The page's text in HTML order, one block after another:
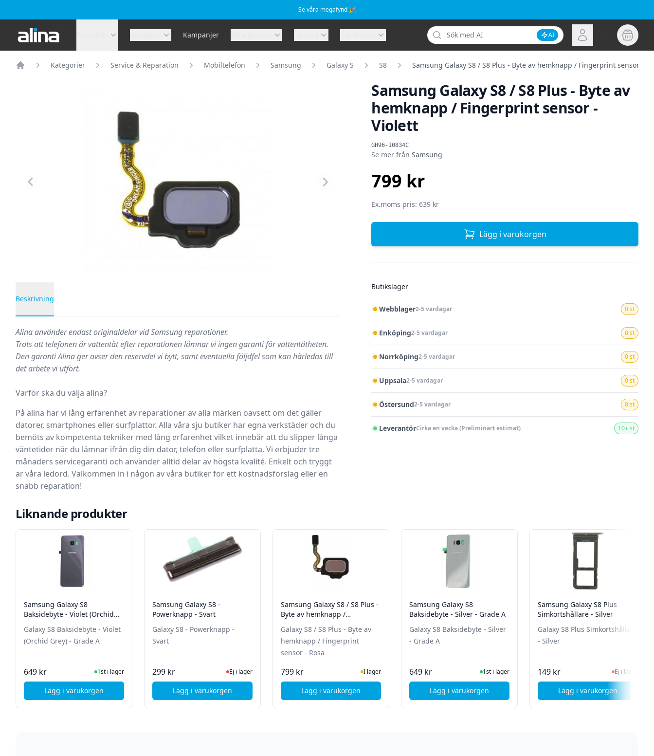
Se våra megafynd 🎉
Alina.se Kampanjer
Sök
Inaktivera AI-sökning
AI Logga in
Kategorier Service & Reparation Mobiltelefon Samsung Galaxy S S8 Samsung Galaxy S8 / S8 Plus - Byte av hemknapp / Fingerprint sensor -
Samsung Galaxy S8 / S8 Plus - Byte av
hemknapp / Fingerprint sensor -
Violett
GH96-10834C
Produktinformation
Se mer frånSamsung
799 kr
Ex.moms pris: 639 kr
Lägg i varukorgen
Butikslager
Webblager2-5 vardagar 0 st
Enköping2-5 vardagar 0 st
Norrköping2-5 vardagar 0 st
Uppsala2-5 vardagar 0 st
Östersund2-5 vardagar 0 st
LeverantörCirka en vecka (Preliminärt estimat) 10+ st
Beskrivning
Alina använder endast originaldelar vid Samsung reparationer.
Trots att telefonen är vattentät efter reparationen lämnar vi ingen garanti för vattentätheten.
Den garanti Alina ger avser den reservdel vi bytt, samt eventuella följdfel som kan härledas till
det arbete vi utfört.
Varför ska du välja alina?
På alina har vi lång erfarenhet av reparationer av alla märken oavsett om det gäller
datorer, smartphones eller surfplattor. Alla våra sju butiker har egna verkstäder och du
bemöts av kompetenta tekniker med lång erfarenhet vilket innebär att du slipper långa
väntetider när du lämnar ifrån dig din dator, telefon eller surfplatta. Vi erbjuder tre
månaders servicegaranti och använder alltid delar av högsta kvalité. Enkelt och tryggt
är våra ledord. Välkommen in i någon av våra butiker för ett kostnadsförslag eller en
snabb reparation!
Liknande produkter
Samsung Galaxy S8
Baksidebyte - Violet (Orchid
Galaxy S8 Baksidebyte - Violet
(Orchid Grey) - Grade A
649 kr I Lager1st i lager
Lägg i varukorgen, Samsung Galaxy S8 Baksidebyte - Violet (Orchid Grey) - Grade A
Samsung Galaxy S8 -
Powerknapp - Svart
Galaxy S8 - Powerknapp -
Svart
299 kr Ej i lager, besök produktsidan för senaste status
Ej i lager
Lägg i varukorgen, Samsung Galaxy S8 - Powerknapp - Svart
Samsung Galaxy S8 / S8 Plus -
Byte av hemknapp /
Galaxy S8 / S8 Plus - Byte av
hemknapp / Fingerprint
sensor - Rosa
799 kr I lager
Lägg i varukorgen, Samsung Galaxy S8 / S8 Plus - Byte av hemknapp / Fingerprint sensor - Rosa
Samsung Galaxy S8
Baksidebyte - Silver - Grade A
Galaxy S8 Baksidebyte - Silver
- Grade A
649 kr I Lager1st i lager
Lägg i varukorgen, Samsung Galaxy S8 Baksidebyte - Silver - Grade A
Samsung Galaxy S8 Plus
Simkortshållare - Silver
Galaxy S8 Plus Simkortshållare
- Silver
149 kr Ej i lager, besök
Ej i lager
Lägg i varukorgen, Samsung Galaxy